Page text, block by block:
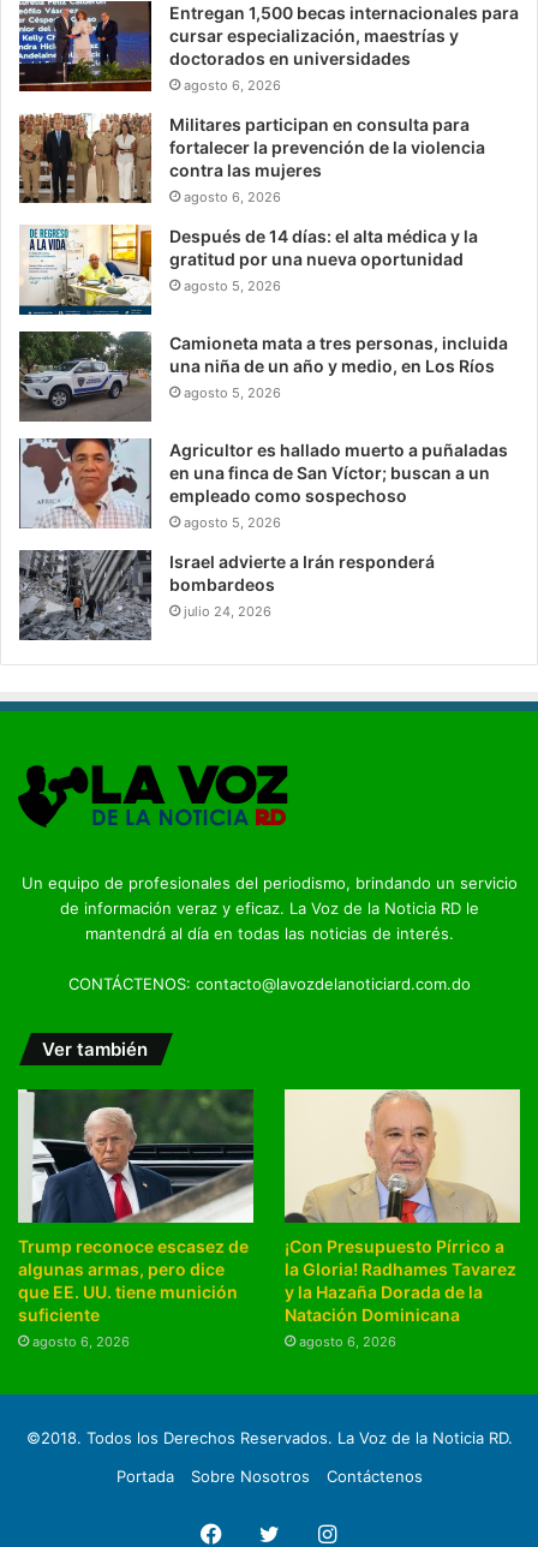
Entregan 1,500 becas internacionales para
cursar especialización, maestrías y
doctorados en universidades
agosto 6, 2026
Militares participan en consulta para
fortalecer la prevención de la violencia
contra las mujeres
agosto 6, 2026
Después de 14 días: el alta médica y la
gratitud por una nueva oportunidad
agosto 5, 2026
Camioneta mata a tres personas, incluida
una niña de un año y medio, en Los Ríos
agosto 5, 2026
Agricultor es hallado muerto a puñaladas
en una finca de San Víctor; buscan a un
empleado como sospechoso
agosto 5, 2026
Israel advierte a Irán responderá
bombardeos
julio 24, 2026
Un equipo de profesionales del periodismo, brindando un servicio
de información veraz y eficaz. La Voz de la Noticia RD le
mantendrá al día en todas las noticias de interés.
CONTÁCTENOS: contacto@lavozdelanoticiard.com.do
Ver también
Trump reconoce escasez de
algunas armas, pero dice
que EE. UU. tiene munición
suficiente
agosto 6, 2026
¡Con Presupuesto Pírrico a
la Gloria! Radhames Tavarez
y la Hazaña Dorada de la
Natación Dominicana
agosto 6, 2026
©2018. Todos los Derechos Reservados. La Voz de la Noticia RD.
Portada
Sobre Nosotros Contáctenos
Facebook
TwitterInstagram